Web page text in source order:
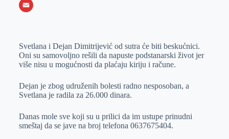
o
e
e
r
k
I
n
b
h
s
A
p
X
a
i
Svetlana i Dejan Dimitrijević od sutra će biti beskućnici.
Oni su samovoljno rešili da napuste podstanarski život jer
više nisu u mogućnosti da plaćaju kiriju i račune.
Dejan je zbog udruženih bolesti radno nesposoban, a
Svetlana je radila za 26.000 dinara.
Danas mole sve koji su u prilici da im ustupe prinudni
smeštaj da se jave na broj telefona 0637675404.